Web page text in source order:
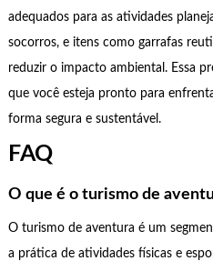
adequados para as atividades
socorros, e itens como garrafas
reduzir o impacto ambiental. Essa
que você esteja pronto para
forma segura e sustentável.
FAQ
O que é o turismo de
O turismo de aventura é um
a prática de atividades físicas e